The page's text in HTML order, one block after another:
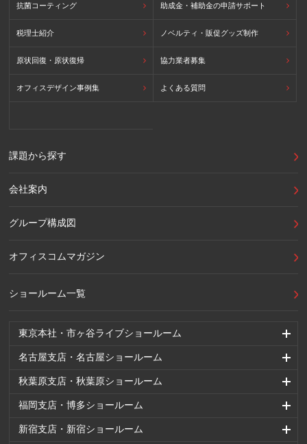
東京本社・市ヶ谷ライブショールーム
名古屋支店・名古屋ショールーム
秋葉原支店・秋葉原ショールーム
福岡支店・博多ショールーム
新宿支店・新宿ショールーム
抗菌コーティング 助成金・補助金の申請サポート
税理士紹介 ノベルティ・販促グッズ制作
原状回復・原状復帰 協力業者募集
オフィスデザイン事例集 よくある質問
課題から探す
会社案内
グループ構成図
オフィスコムマガジン
ショールーム一覧